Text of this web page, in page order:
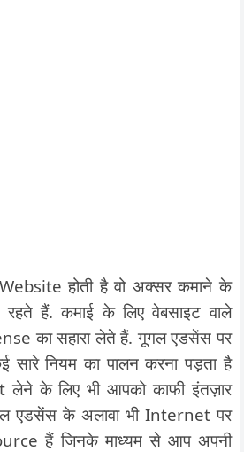
होती है वो अक्सर कमाने के
रहते हैं. कमाई के लिए वेबसाइट वाले
का सहारा लेते हैं. गूगल एडसेंस पर
सारे नियम का पालन करना पड़ता है
के लिए भी आपको काफी इंतज़ार
एडसेंस के अलावा भी Internet पर
हैं जिनके माध्यम से आप अपनी